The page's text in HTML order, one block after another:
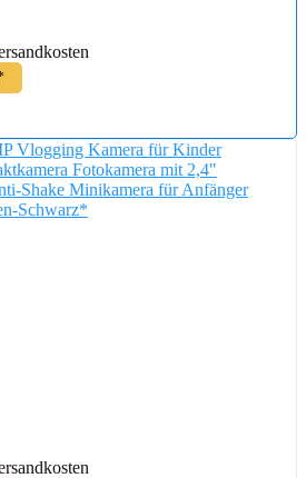
Vlogging Kamera für Kinder
Fotokamera mit 2,4"
Shake Minikamera für Anfänger
Schwarz*